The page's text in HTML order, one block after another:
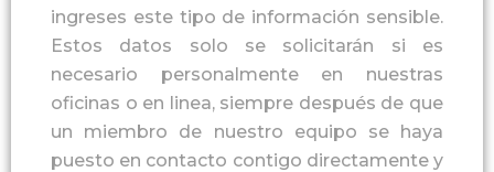
ingreses este tipo de información sensible.
Estos datos solo se solicitarán si es
necesario personalmente en nuestras
oficinas o en linea, siempre después de que
un miembro de nuestro equipo se haya
puesto en contacto contigo directamente y